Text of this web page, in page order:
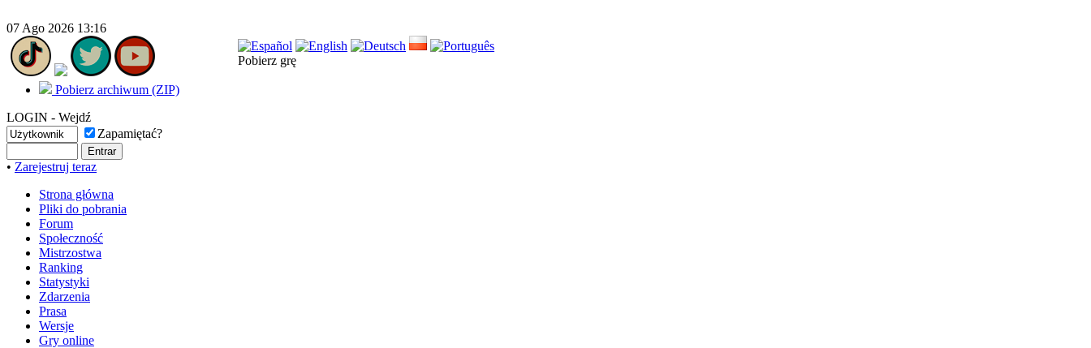
07 Ago 2026 13:16
Pobierz grę
Pobierz archiwum (ZIP)
LOGIN - Wejdź
Zapamiętać?
• Zarejestruj teraz
Strona główna
Pliki do pobrania
Forum
Społeczność
Mistrzostwa
Ranking
Statystyki
Zdarzenia
Prasa
Wersje
Gry online